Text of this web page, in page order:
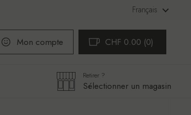
Langue
Français
Mon compte Ouvrir le panier
Mon panier Total:
CHF 0.00 0
produit dans votre
Retirer ?
Sélectionner un magasin